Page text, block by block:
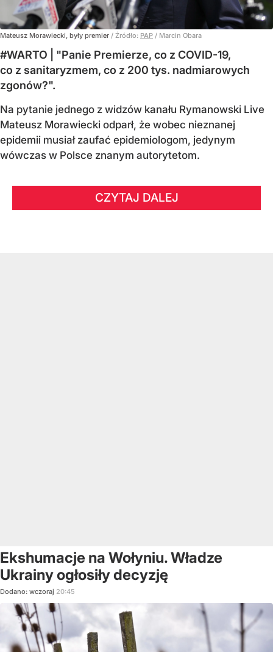
Mateusz Morawiecki, były premier / Źródło: PAP / Marcin Obara
#WARTO | "Panie Premierze, co z COVID-19,
co z sanitaryzmem, co z 200 tys. nadmiarowych
zgonów?".
Na pytanie jednego z widzów kanału Rymanowski Live
Mateusz Morawiecki odparł, że wobec nieznanej
epidemii musiał zaufać epidemiologom, jedynym
wówczas w Polsce znanym autorytetom.
CZYTAJ DALEJ
Ekshumacje na Wołyniu. Władze
Ukrainy ogłosiły decyzję
Dodano: wczoraj 20:45